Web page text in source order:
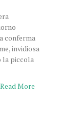
conferma
invidiosa
la piccola
Read More